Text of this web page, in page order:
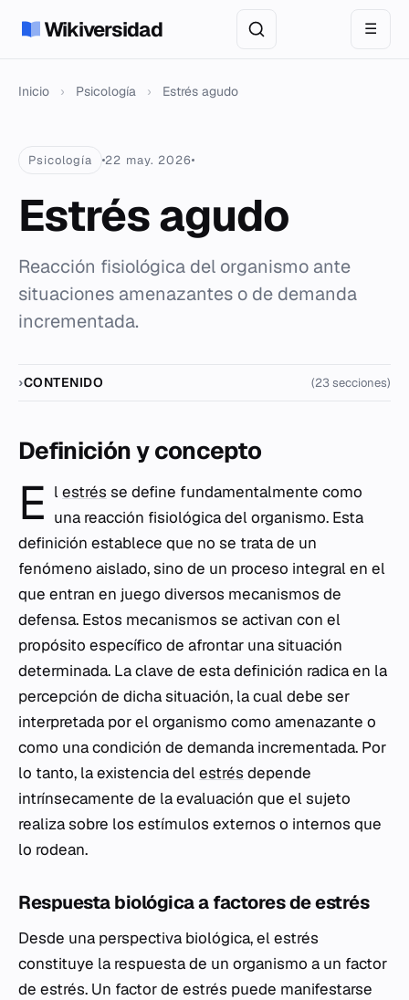
Wikiversidad ☰
Inicio › Psicología › Estrés agudo
Psicología 22 may. 2026
Estrés agudo
Reacción fisiológica del organismo ante
situaciones amenazantes o de demanda
incrementada.
CONTENIDO (23 secciones)
Definición y concepto
E lestrés se define fundamentalmente como
una reacción fisiológica del organismo. Esta
definición establece que no se trata de un
fenómeno aislado, sino de un proceso integral en el
que entran en juego diversos mecanismos de
defensa. Estos mecanismos se activan con el
propósito específico de afrontar una situación
determinada. La clave de esta definición radica en la
percepción de dicha situación, la cual debe ser
interpretada por el organismo como amenazante o
como una condición de demanda incrementada. Por
lo tanto, la existencia delestrés depende
intrínsecamente de la evaluación que el sujeto
realiza sobre los estímulos externos o internos que
lo rodean.
Respuesta biológica a factores de estrés
Desde una perspectiva biológica, el estrés
constituye la respuesta de un organismo a un factor
de estrés. Un factor de estrés puede manifestarse